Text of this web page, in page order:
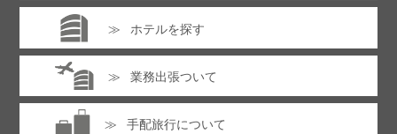
ホテルを探す
業務出張ついて
手配旅行について